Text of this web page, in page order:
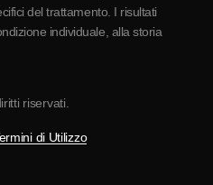
del trattamento. I risultati
individuale, alla storia
riservati.
di Utilizzo